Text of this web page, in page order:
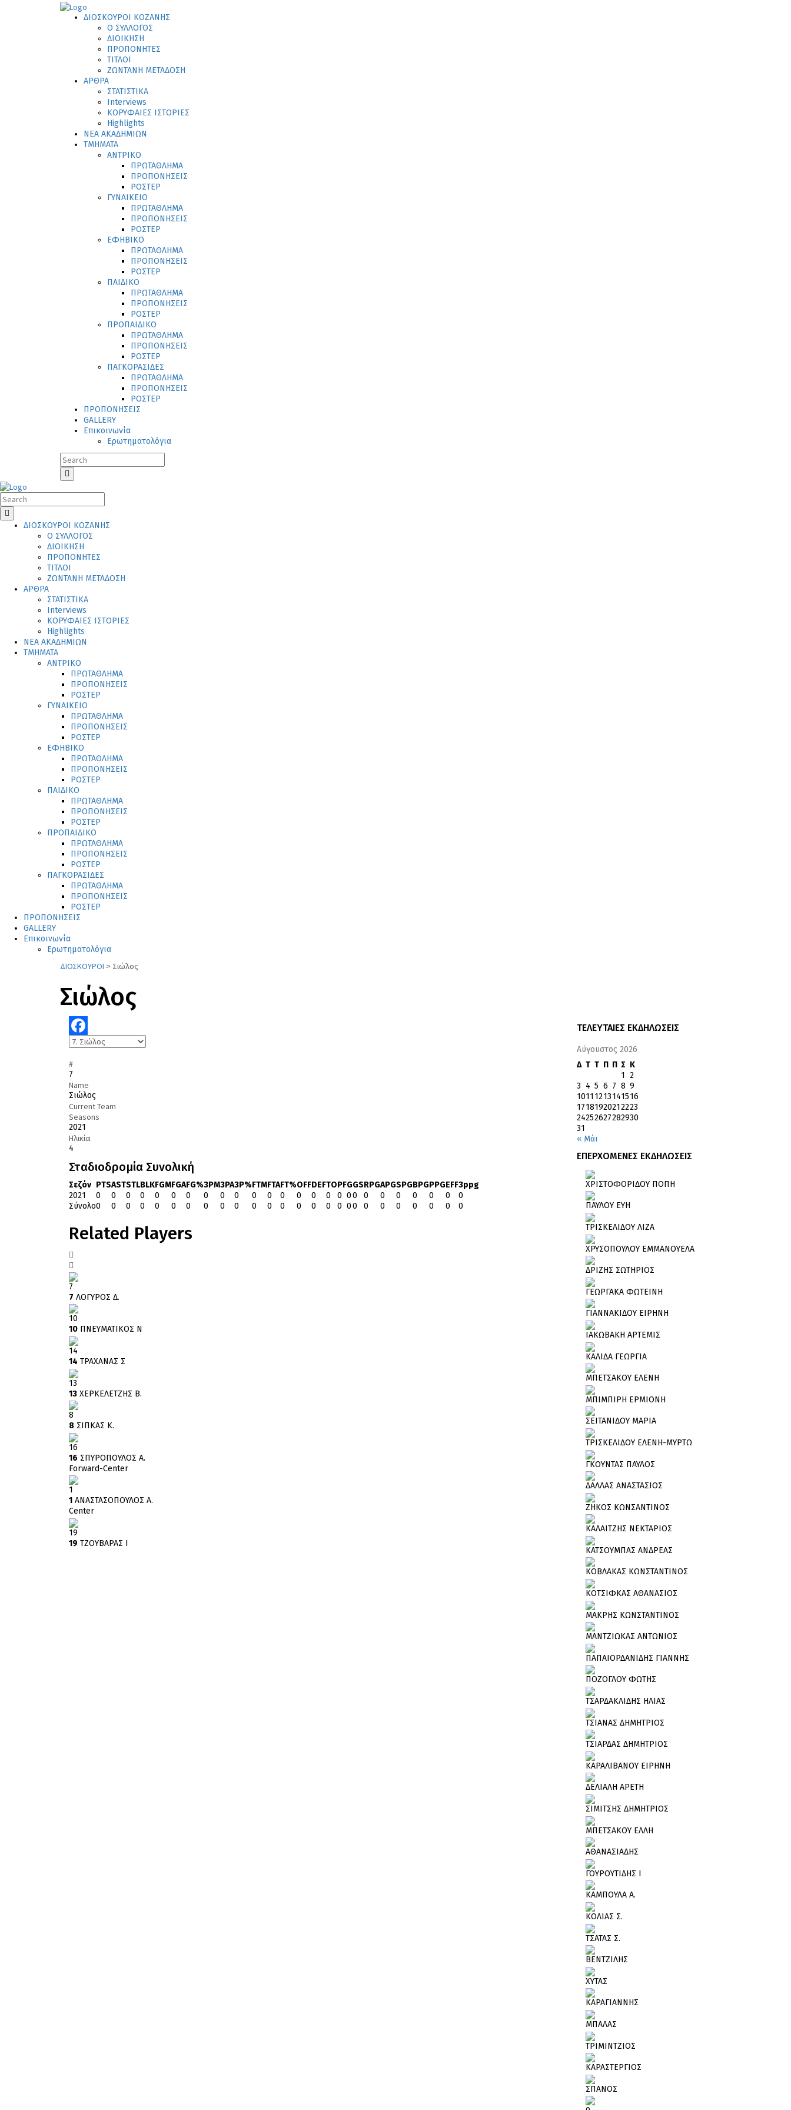
ΔΙΟΣΚΟΥΡΟΙ ΚΟΖΑΝΗΣ
Ο ΣΥΛΛΟΓΟΣ
ΔΙΟΙΚΗΣΗ
ΠΡΟΠΟΝΗΤΕΣ
ΤΙΤΛΟΙ
ΖΩΝΤΑΝΗ ΜΕΤΑΔΟΣΗ
ΑΡΘΡΑ
ΣΤΑΤΙΣΤΙΚΑ
Interviews
ΚΟΡΥΦΑΙΕΣ ΙΣΤΟΡΙΕΣ
Highlights
ΝΕΑ ΑΚΑΔΗΜΙΩΝ
ΤΜΗΜΑΤΑ
ΑΝΤΡΙΚΟ
ΠΡΩΤΑΘΛΗΜΑ
ΠΡΟΠΟΝΗΣΕΙΣ
ΡΟΣΤΕΡ
ΓΥΝΑΙΚΕΙΟ
ΠΡΩΤΑΘΛΗΜΑ
ΠΡΟΠΟΝΗΣΕΙΣ
ΡΟΣΤΕΡ
ΕΦΗΒΙΚΟ
ΠΡΩΤΑΘΛΗΜΑ
ΠΡΟΠΟΝΗΣΕΙΣ
ΡΟΣΤΕΡ
ΠΑΙΔΙΚΟ
ΠΡΩΤΑΘΛΗΜΑ
ΠΡΟΠΟΝΗΣΕΙΣ
ΡΟΣΤΕΡ
ΠΡΟΠΑΙΔΙΚΟ
ΠΡΩΤΑΘΛΗΜΑ
ΠΡΟΠΟΝΗΣΕΙΣ
ΡΟΣΤΕΡ
ΠΑΓΚΟΡΑΣΙΔΕΣ
ΠΡΩΤΑΘΛΗΜΑ
ΠΡΟΠΟΝΗΣΕΙΣ
ΡΟΣΤΕΡ
ΠΡΟΠΟΝΗΣΕΙΣ
GALLERY
Επικοινωνία
Ερωτηματολόγια
ΔΙΟΣΚΟΥΡΟΙ ΚΟΖΑΝΗΣ
Ο ΣΥΛΛΟΓΟΣ
ΔΙΟΙΚΗΣΗ
ΠΡΟΠΟΝΗΤΕΣ
ΤΙΤΛΟΙ
ΖΩΝΤΑΝΗ ΜΕΤΑΔΟΣΗ
ΑΡΘΡΑ
ΣΤΑΤΙΣΤΙΚΑ
Interviews
ΚΟΡΥΦΑΙΕΣ ΙΣΤΟΡΙΕΣ
Highlights
ΝΕΑ ΑΚΑΔΗΜΙΩΝ
ΤΜΗΜΑΤΑ
ΑΝΤΡΙΚΟ
ΠΡΩΤΑΘΛΗΜΑ
ΠΡΟΠΟΝΗΣΕΙΣ
ΡΟΣΤΕΡ
ΓΥΝΑΙΚΕΙΟ
ΠΡΩΤΑΘΛΗΜΑ
ΠΡΟΠΟΝΗΣΕΙΣ
ΡΟΣΤΕΡ
ΕΦΗΒΙΚΟ
ΠΡΩΤΑΘΛΗΜΑ
ΠΡΟΠΟΝΗΣΕΙΣ
ΡΟΣΤΕΡ
ΠΑΙΔΙΚΟ
ΠΡΩΤΑΘΛΗΜΑ
ΠΡΟΠΟΝΗΣΕΙΣ
ΡΟΣΤΕΡ
ΠΡΟΠΑΙΔΙΚΟ
ΠΡΩΤΑΘΛΗΜΑ
ΠΡΟΠΟΝΗΣΕΙΣ
ΡΟΣΤΕΡ
ΠΑΓΚΟΡΑΣΙΔΕΣ
ΠΡΩΤΑΘΛΗΜΑ
ΠΡΟΠΟΝΗΣΕΙΣ
ΡΟΣΤΕΡ
ΠΡΟΠΟΝΗΣΕΙΣ
GALLERY
Επικοινωνία
Ερωτηματολόγια
ΔΙΟΣΚΟΥΡΟΙ > Σιώλος
Σιώλος
Facebook
#
7
Name
Σιώλος
Current Team
Seasons
2021
Ηλικία
4
Σταδιοδρομία Συνολική
Σεζόν PTSASTSTLBLKFGMFGAFG%3PM3PA3P%FTMFTAFT%OFFDEFTOPFGGSRPGAPGSPGBPGPPGEFF3ppg
2021
0 0 0 0 0 0 0 0 0 0 0 0 0 0 0 0 0 00 0 0 0 0 0 0
0
Σύνολο0 0 0 0 0 0 0 0 0 0 0 0 0 0 0 0 0 00 0 0 0 0 0 0 0
Related Players
7
7 ΛΟΓΥΡΟΣ Δ.
10
10 ΠΝΕΥΜΑΤΙΚΟΣ Ν
14
14 ΤΡΑΧΑΝΑΣ Σ
13
13 ΧΕΡΚΕΛΕΤΖΗΣ Β.
8
8 ΣΙΠΚΑΣ Κ.
16
16 ΣΠΥΡΟΠΟΥΛΟΣ Α.
Forward-Center
1
1 ΑΝΑΣΤΑΣΟΠΟΥΛΟΣ Α.
Center
19
19 ΤΖΟΥΒΑΡΑΣ Ι
ΤΕΛΕΥΤΑΙΕΣ ΕΚΔΗΛΩΣΕΙΣ
Αύγουστος 2026
Δ Τ Τ Π Π Σ Κ
« Μάι
1 2
3 4 5 6 7 8 9
10111213141516
17181920212223
24252627282930
31
ΕΠΕΡΧΟΜΕΝΕΣ ΕΚΔΗΛΩΣΕΙΣ
ΧΡΙΣΤΟΦΟΡΙΔΟΥ ΠΟΠΗ
ΠΑΥΛΟΥ ΕΥΗ
ΤΡΙΣΚΕΛΙΔΟΥ ΛΙΖΑ
ΧΡΥΣΟΠΟΥΛΟΥ ΕΜΜΑΝΟΥΕΛΑ
ΔΡΙΖΗΣ ΣΩΤΗΡΙΟΣ
ΓΕΩΡΓΑΚΑ ΦΩΤΕΙΝΗ
ΓΙΑΝΝΑΚΙΔΟΥ ΕΙΡΗΝΗ
ΙΑΚΩΒΑΚΗ ΑΡΤΕΜΙΣ
ΚΑΛΙΔΑ ΓΕΩΡΓΙΑ
ΜΠΕΤΣΑΚΟΥ ΕΛΕΝΗ
ΜΠΙΜΠΙΡΗ ΕΡΜΙΟΝΗ
ΣΕΙΤΑΝΙΔΟΥ ΜΑΡΙΑ
ΤΡΙΣΚΕΛΙΔΟΥ ΕΛΕΝΗ-ΜΥΡΤΩ
ΓΚΟΥΝΤΑΣ ΠΑΥΛΟΣ
ΔΑΛΛΑΣ ΑΝΑΣΤΑΣΙΟΣ
ΖΗΚΟΣ ΚΩΝΣΑΝΤΙΝΟΣ
ΚΑΛΑΙΤΖΗΣ ΝΕΚΤΑΡΙΟΣ
ΚΑΤΣΟΥΜΠΑΣ ΑΝΔΡΕΑΣ
ΚΟΒΛΑΚΑΣ ΚΩΝΣΤΑΝΤΙΝΟΣ
ΚΟΤΣΙΦΚΑΣ ΑΘΑΝΑΣΙΟΣ
ΜΑΚΡΗΣ ΚΩΝΣΤΑΝΤΙΝΟΣ
ΜΑΝΤΖΙΩΚΑΣ ΑΝΤΩΝΙΟΣ
ΠΑΠΑΙΟΡΔΑΝΙΔΗΣ ΓΙΑΝΝΗΣ
ΠΟΖΟΓΛΟΥ ΦΩΤΗΣ
ΤΣΑΡΔΑΚΛΙΔΗΣ ΗΛΙΑΣ
ΤΣΙΑΝΑΣ ΔΗΜΗΤΡΙΟΣ
ΤΣΙΑΡΔΑΣ ΔΗΜΗΤΡΙΟΣ
ΚΑΡΑΛΙΒΑΝΟΥ ΕΙΡΗΝΗ
ΔΕΛΙΑΛΗ ΑΡΕΤΗ
ΣΙΜΙΤΣΗΣ ΔΗΜΗΤΡΙΟΣ
ΜΠΕΤΣΑΚΟΥ ΕΛΛΗ
ΑΘΑΝΑΣΙΑΔΗΣ
ΓΟΥΡΟΥΤΙΔΗΣ Ι
ΚΑΜΠΟΥΛΑ Α.
ΚΟΛΙΑΣ Σ.
ΤΣΑΤΑΣ Σ.
ΒΕΝΤΖΙΛΗΣ
ΧΥΤΑΣ
ΚΑΡΑΓΙΑΝΝΗΣ
ΜΠΑΛΑΣ
ΤΡΙΜΙΝΤΖΙΟΣ
ΚΑΡΑΣΤΕΡΓΙΟΣ
ΣΠΑΝΟΣ